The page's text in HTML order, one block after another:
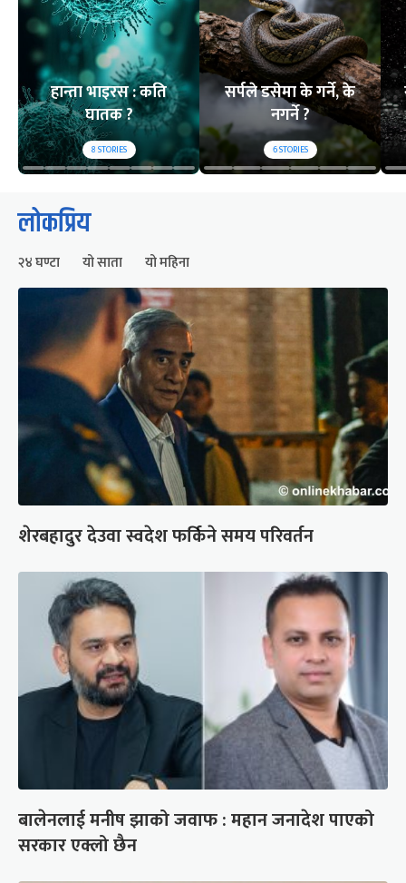
हान्ता भाइरस : कति
घातक ?
8STORIES
सर्पले डसेमा के गर्ने, के
नगर्ने ?
6STORIES
लोकप्रिय
२४ घण्टा यो साता यो महिना
शेरबहादुर देउवा स्वदेश फर्किने समय परिवर्तन
बालेनलाई मनीष झाको जवाफ : महान जनादेश पाएको
सरकार एक्लो छैन